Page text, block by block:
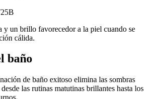
y un brillo favorecedor a la piel cuando se
cálida.
baño
de baño exitoso elimina las sombras
las rutinas matutinas brillantes hasta los